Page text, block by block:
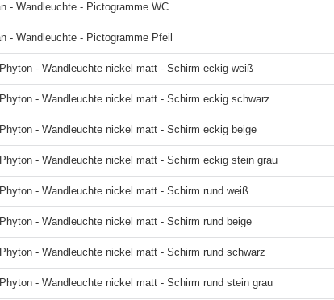
- Wandleuchte - Pictogramme WC
- Wandleuchte - Pictogramme Pfeil
- Wandleuchte nickel matt - Schirm eckig weiß
- Wandleuchte nickel matt - Schirm eckig schwarz
- Wandleuchte nickel matt - Schirm eckig beige
- Wandleuchte nickel matt - Schirm eckig stein grau
- Wandleuchte nickel matt - Schirm rund weiß
- Wandleuchte nickel matt - Schirm rund beige
- Wandleuchte nickel matt - Schirm rund schwarz
- Wandleuchte nickel matt - Schirm rund stein grau